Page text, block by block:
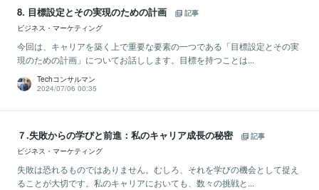
8. 目標設定とその実現のための計画
記事
ビジネス・マーケティング
今回は、キャリアを築く上で重要な要素の一つである「目標設定とその実
現のための計画」についてお話しします。目標を持つことは...
Techコンサルマン
2024/07/06 00:35
７.失敗からの学びと前進：私のキャリア成長の秘密
記事
ビジネス・マーケティング
失敗は恐れるものではありません。むしろ、それを学びの機会として捉え
ることが大切です。私のキャリアにおいても、数々の挑戦と...